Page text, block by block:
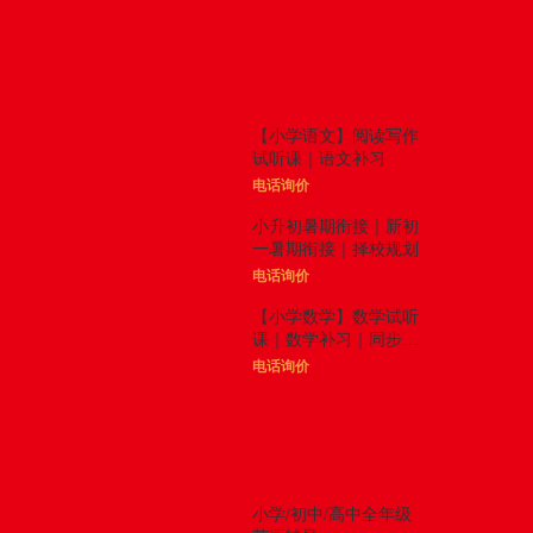
【小学语文】阅读写作
试听课｜语文补习
电话询价
小升初暑期衔接｜新初
一暑期衔接｜择校规划
电话询价
【小学数学】数学试听
课｜数学补习｜同步拓
展
电话询价
小学/初中/高中全年级